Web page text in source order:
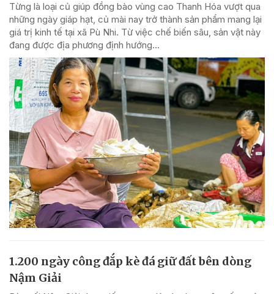
Từng là loại củ giúp đồng bào vùng cao Thanh Hóa vượt qua
những ngày giáp hạt, củ mài nay trở thành sản phẩm mang lại
giá trị kinh tế tại xã Pù Nhi. Từ việc chế biến sâu, sản vật này
đang được địa phương định hướng...
1.200 ngày công đắp kè đá giữ đất bên dòng
Nậm Giải